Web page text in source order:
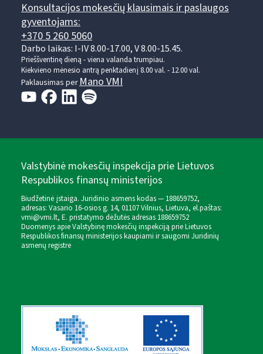
Konsultacijos mokesčių klausimais ir paslaugos
gyventojams:
+370 5 260 5060
Darbo laikas: I-IV 8.00-17.00, V 8.00-15.45.
Prieššventinę dieną - viena valanda trumpiau.
Kiekvieno mėnesio antrą penktadienį 8.00 val. - 12.00 val.
Paklausimas perMano VMI
Valstybinė mokesčių inspekcija prie Lietuvos
Respublikos finansų ministerijos
Biudžetinė įstaiga. Juridinio asmens kodas — 188659752,
adresas: Vasario 16-osios g. 14, 01107 Vilnius, Lietuva, el.paštas:
vmi@vmi.lt, E. pristatymo dėžutės adresas 188659752
Duomenys apie Valstybinę mokesčių inspekciją prie Lietuvos
Respublikos finansų ministerijos kaupiami ir saugomi Juridinių
asmenų registre